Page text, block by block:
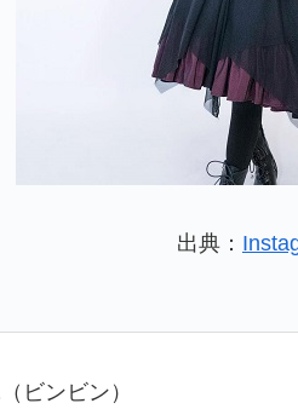
出典：
ンビン）